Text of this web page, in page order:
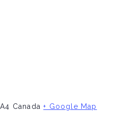
Canada + Google Map